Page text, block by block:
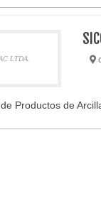
LTDA.
Productos de